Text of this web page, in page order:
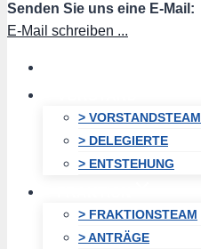
Senden Sie uns eine E-Mail:
E-Mail schreiben ...
> VORSTANDSTEAM
> DELEGIERTE
> ENTSTEHUNG
> FRAKTIONSTEAM
> ANTRÄGE